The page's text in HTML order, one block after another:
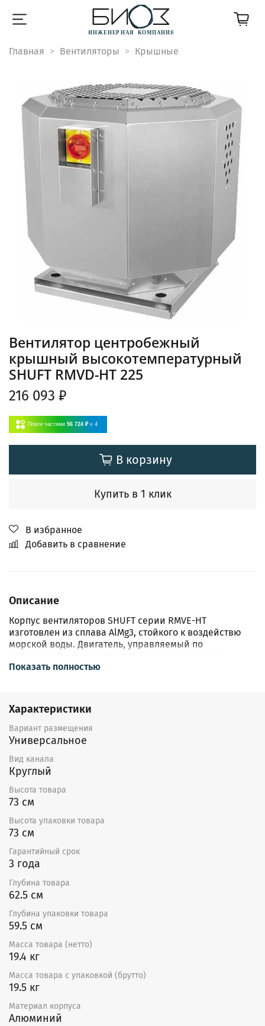
Главная Вентиляторы Крышные
Вентилятор центробежный
крышный высокотемпературный
SHUFT RMVD-HT 225
216 093 ₽
Плати частями 56 724 ₽ x 4
В корзину
Купить в 1 клик
В избранное
Добавить в сравнение
Описание
Корпус вентиляторов SHUFT серии RMVE-HT
изготовлен из сплава AlMg3, стойкого к воздействю
морской воды. Двигатель, управляемый по
Вентилятор откидывается для проведения
вентилятора, предназначен для обеспечения
безопасности при техническом обслуживании. Лоток
для сбора жира с отверстием для удаления жира,
предназначен для защиты поверхности крыши от
удаляемом воздухе. Регулирование скорости
вентиляторов осуществляется путем изменения
напряжения за счет использования пятиступенчатых
трансформаторов TRT или однофазных плавных
можно подключить несколько вентиляторов при
условии, что общий ток вентиляторов не превышает
номинальный ток регулятора. В двигатели
вентиляторов встроены защитные термоконтакты,
требующие подключения внешнего защитного
термореле. В случае применения пятиступенчатых
регуляторов скорости TRT дополнительное защитное
Показать полностью
Характеристики
Вариант размещения
Универсальное
Вид канала
Круглый
Высота товара
73 см
Высота упаковки товара
73 см
Гарантийный срок
3 года
Глубина товара
62.5 см
Глубина упаковки товара
59.5 см
Масса товара (нетто)
19.4 кг
Масса товара с упаковкой (брутто)
19.5 кг
Материал корпуса
Алюминий